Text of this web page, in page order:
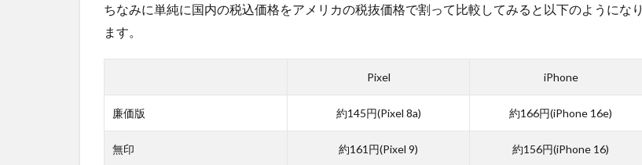
ちなみに単純に国内の税込価格をアメリカの税抜価格で割って比較してみると以下のようになり
ます。
Pixel iPhone
廉価版 約145円(Pixel 8a) 約166円(iPhone 16e)
無印 約161円(Pixel 9) 約156円(iPhone 16)